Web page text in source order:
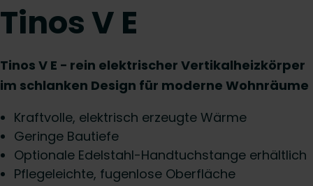
Tinos V E
Tinos V E − rein elektrischer Vertikalheizkörper
im schlanken Design für moderne Wohnräume
Kraftvolle, elektrisch erzeugte Wärme
Geringe Bautiefe
Optionale Edelstahl-Handtuchstange erhältlich
Pflegeleichte, fugenlose Oberfläche